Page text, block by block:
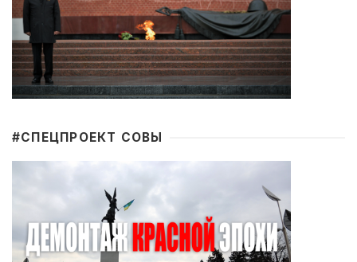
#CПЕЦПРОЕКТ СОВЫ